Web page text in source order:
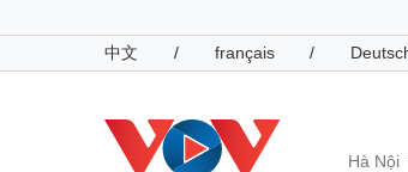
中文
/ français /
Hà Nội